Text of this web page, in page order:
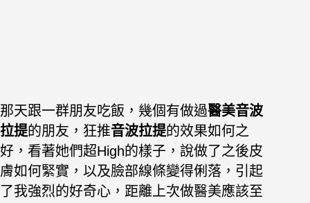
那天跟一群朋友吃飯，幾個有做過醫美音波
拉提的朋友，狂推音波拉提的效果如何之
好，看著她們超High的樣子，說做了之後皮
膚如何緊實，以及臉部線條變得俐落，引起
了我強烈的好奇心，距離上次做醫美應該至